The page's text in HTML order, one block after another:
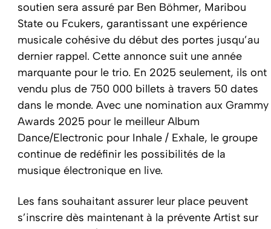
soutien sera assuré par Ben Böhmer, Maribou
State ou Fcukers, garantissant une expérience
musicale cohésive du début des portes jusqu’au
dernier rappel. Cette annonce suit une année
marquante pour le trio. En 2025 seulement, ils ont
vendu plus de 750 000 billets à travers 50 dates
dans le monde. Avec une nomination aux Grammy
Awards 2025 pour le meilleur Album
Dance/Electronic pour Inhale / Exhale, le groupe
continue de redéfinir les possibilités de la
musique électronique en live.
Les fans souhaitant assurer leur place peuvent
s’inscrire dès maintenant à la prévente Artist sur